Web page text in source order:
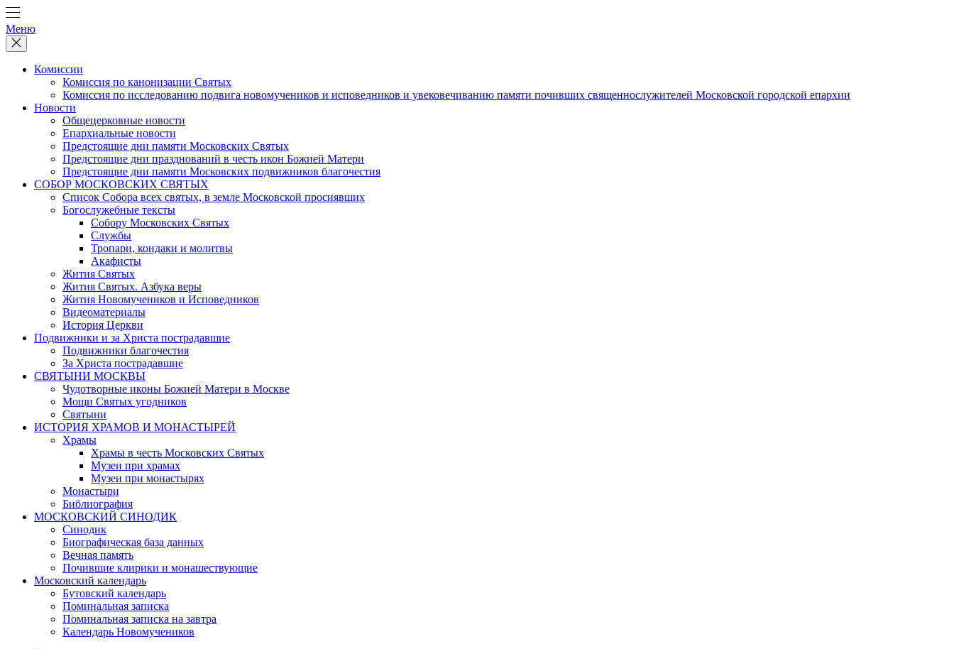
Меню
Комиссии
Комиссия по канонизации Святых
Комиссия по исследованию подвига новомучеников и исповедников и увековечиванию памяти почивших священнослужителей Московской городской епархии
Новости
Общецерковные новости
Епархиальные новости
Предстоящие дни памяти Московских Святых
Предстоящие дни празднований в честь икон Божией Матери
Предстоящие дни памяти Московских подвижников благочестия
СОБОР МОСКОВСКИХ СВЯТЫХ
Список Собора всех святых, в земле Московской просиявших
Богослужебные тексты
Собору Московских Святых
Службы
Тропари, кондаки и молитвы
Акафисты
Жития Святых
Жития Святых. Азбука веры
Жития Новомучеников и Исповедников
Видеоматериалы
История Церкви
Подвижники и за Христа пострадавшие
Подвижники благочестия
За Христа пострадавшие
СВЯТЫНИ МОСКВЫ
Чудотворные иконы Божией Матери в Москве
Мощи Святых угодников
Святыни
ИСТОРИЯ ХРАМОВ И МОНАСТЫРЕЙ
Храмы
Храмы в честь Московских Святых
Музеи при храмах
Музеи при монастырях
Монастыри
Библиография
МОСКОВСКИЙ СИНОДИК
Синодик
Биографическая база данных
Вечная память
Почившие клирики и монашествующие
Московский календарь
Бутовский календарь
Поминальная записка
Поминальная записка на завтра
Календарь Новомучеников